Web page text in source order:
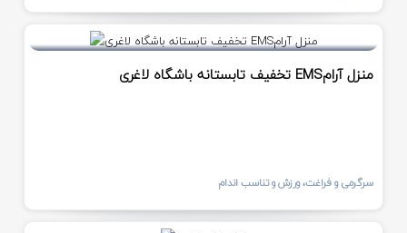
تخفیف تابستانه باشگاه لاغری EMSمنزل آرام
سرگرمی و فراغت، ورزش و تناسب اندام